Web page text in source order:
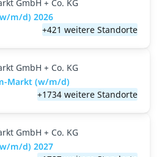
GmbH + Co. KG
m/d) 2026
+421 weitere Standorte
GmbH + Co. KG
Markt (w/m/d)
+1734 weitere Standorte
GmbH + Co. KG
m/d) 2027